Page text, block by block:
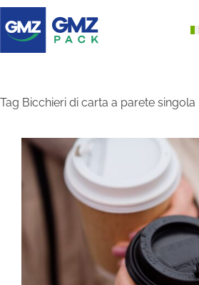
Tag Bicchieri di carta a parete singola